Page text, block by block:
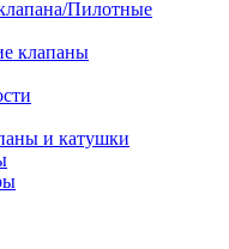
Пилотные
клапаны
и катушки